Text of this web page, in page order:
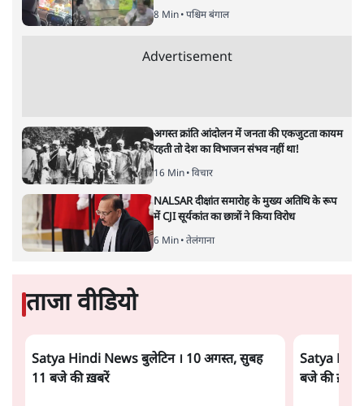
8 Min• पश्चिम बंगाल
Advertisement
अगस्त क्रांति आंदोलन में जनता की एकजुटता कायम
रहती तो देश का विभाजन संभव नहीं था!
16 Min• विचार
NALSAR दीक्षांत समारोह के मुख्य अतिथि के रूप
में CJI सूर्यकांत का छात्रों ने किया विरोध
6 Min• तेलंगाना
ताजा वीडियो
Satya Hindi News बुलेटिन । 10 अगस्त, सुबह
11 बजे की ख़बरें
Satya
बजे की ख़बरें